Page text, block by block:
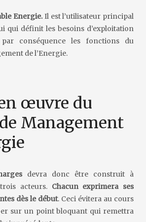
Energie. Il est l’utilisateur principal
qui définit les besoins d’exploitation
conséquence les fonctions du
de l’Energie.
œuvre du
Management
devra donc être construit à
acteurs. Chacun exprimera ses
dès le début. Ceci évitera au cours
sur un point bloquant qui remettra